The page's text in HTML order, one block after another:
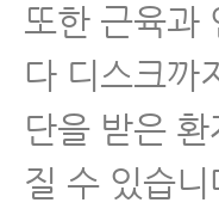
또한 근육과
다 디스크까
단을 받은
질 수 있습니